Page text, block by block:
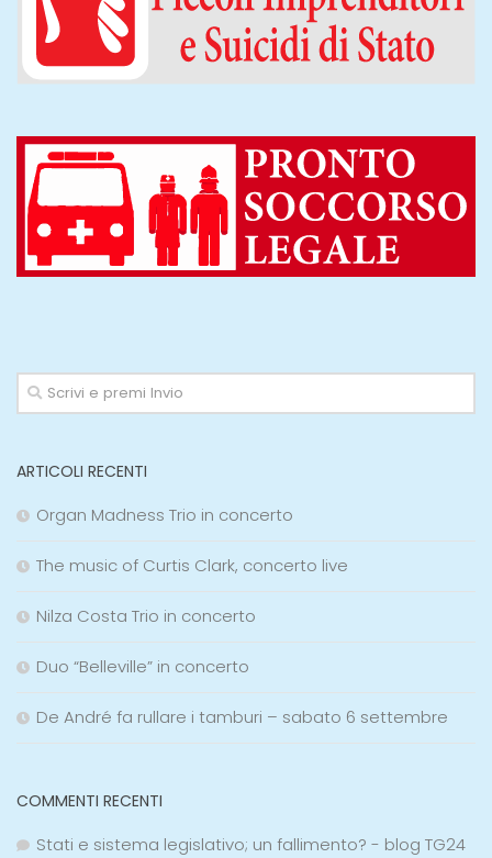
ARTICOLI RECENTI
Organ Madness Trio in concerto
The music of Curtis Clark, concerto live
Nilza Costa Trio in concerto
Duo “Belleville” in concerto
De André fa rullare i tamburi – sabato 6 settembre
COMMENTI RECENTI
Stati e sistema legislativo; un fallimento? - blog TG24